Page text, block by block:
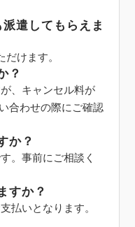
遣してもらえま
けます。
？
、キャンセル料が
合わせの際にご確認
か？
。事前にご相談く
すか？
払いとなります。